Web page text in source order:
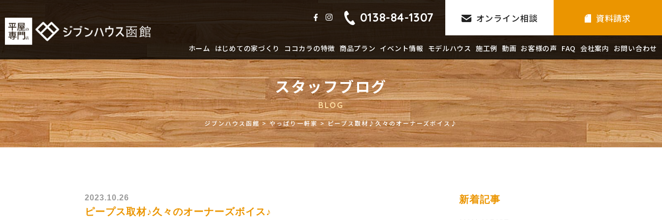
0138-84-1307 オンライン相談 資料請求
ホーム はじめての家づくり ココカラの特徴 商品プラン イベント情報 モデルハウス 施工例 動画 お客様の声 FAQ 会社案内 お問い合わせ
スタッフブログ
BLOG
ジブンハウス函館>やっぱり一軒家>ピープス取材♪久々のオーナーズボイス♪
2023.10.26
ピープス取材♪久々のオーナーズボイス♪
新着記事